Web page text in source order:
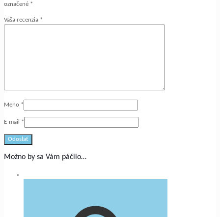
označené *
Vaša recenzia *
Meno *
E-mail *
Možno by sa Vám páčilo…